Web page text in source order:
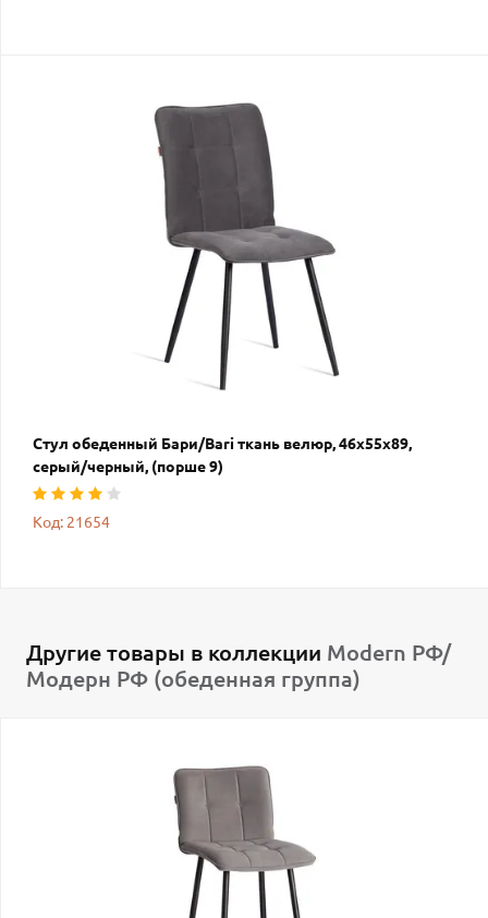
Стул обеденный Бари/Bari ткань велюр, 46х55х89,
серый/черный, (порше 9)
Код: 21654
Другие товары в коллекции Modern РФ/
Модерн РФ (обеденная группа)